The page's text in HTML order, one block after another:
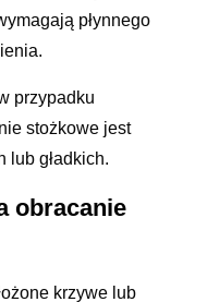
płynnego
przypadku
stożkowe jest
lub gładkich.
obracanie
krzywe lub